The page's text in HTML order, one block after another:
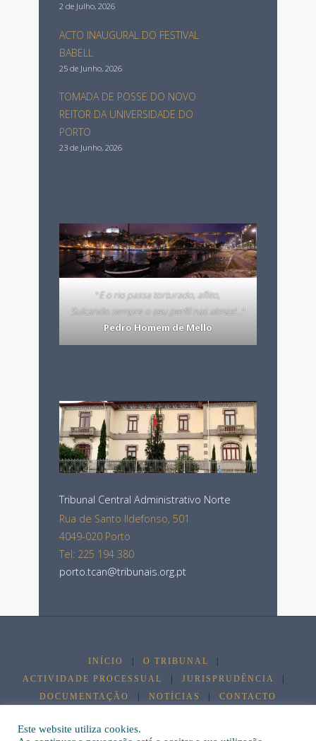
2 de Julho, 2026
ACTO INAUGURAL DO FESTIVAL
BABELL
25 de Junho, 2026
TOMADA DE POSSE DO NOVO
REITOR DA UNIVERSIDADE DO
PORTO
23 de Junho, 2026
"E o rio passa torturado, aflito,
Sulcando sempre o seu perfil nas almas!…"
Pedro Homem de Mello
Tribunal Central Administrativo Norte
Rua de Santo Ildefonso, 501
4049-020 Porto
Tel: 225 194 380
porto.tcan@tribunais.org.pt
INÍCIO O TRIBUNAL
ACTIVIDADE PROCESSUAL JURISPRUDÊNCIA
DOCUMENTAÇÃO NOTÍCIAS CONTACTO
©2026 Tribunal Central Administrativo Norte
Este website utiliza cookies.